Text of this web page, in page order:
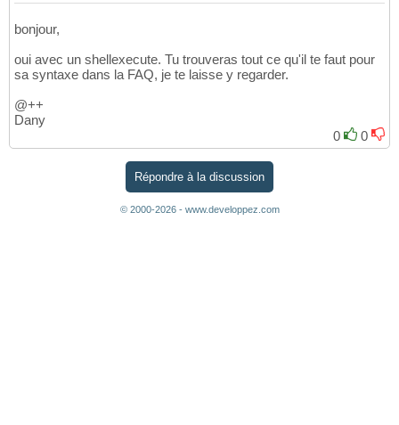
bonjour,
oui avec un shellexecute. Tu trouveras tout ce qu'il te faut pour
sa syntaxe dans la FAQ, je te laisse y regarder.
@++
Dany
0
0
Répondre à la discussion
© 2000-2026 - www.developpez.com